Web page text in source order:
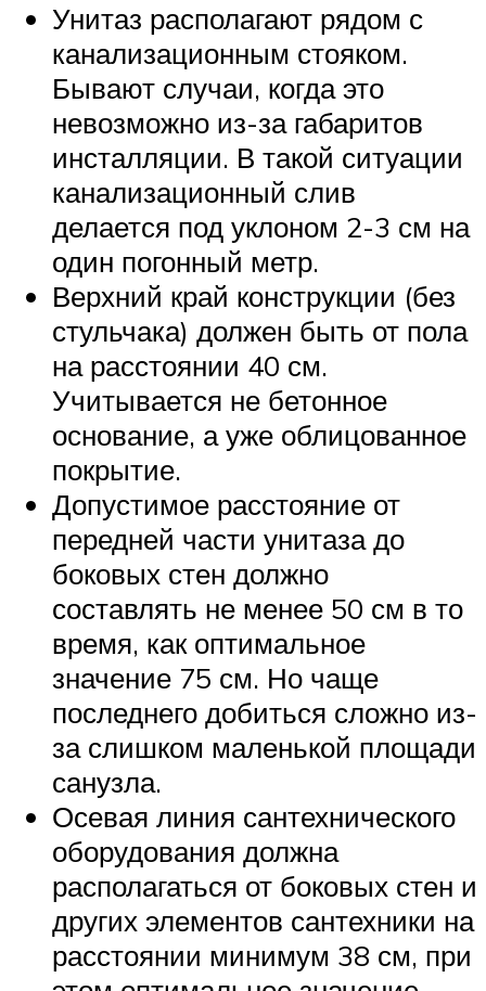
Унитаз располагают рядом с
канализационным стояком.
Бывают случаи, когда это
невозможно из-за габаритов
инсталляции. В такой ситуации
канализационный слив
делается под уклоном 2-3 см на
один погонный метр.
Верхний край конструкции (без
стульчака) должен быть от пола
на расстоянии 40 см.
Учитывается не бетонное
основание, а уже облицованное
покрытие.
Допустимое расстояние от
передней части унитаза до
боковых стен должно
составлять не менее 50 см в то
время, как оптимальное
значение 75 см. Но чаще
последнего добиться сложно из-
за слишком маленькой площади
санузла.
Осевая линия сантехнического
оборудования должна
располагаться от боковых стен и
других элементов сантехники на
расстоянии минимум 38 см, при